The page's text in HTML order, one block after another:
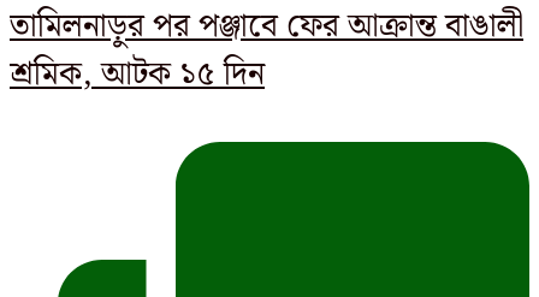
তামিলনাড়ুর পর পঞ্জাবে ফের আক্রান্ত বাঙালী
শ্রমিক, আটক ১৫ দিন